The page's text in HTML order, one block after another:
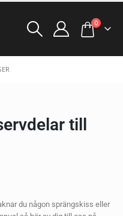
0
till
du någon sprängskiss eller